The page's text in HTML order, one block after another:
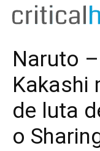
Naruto
Kakashi
de luta
o